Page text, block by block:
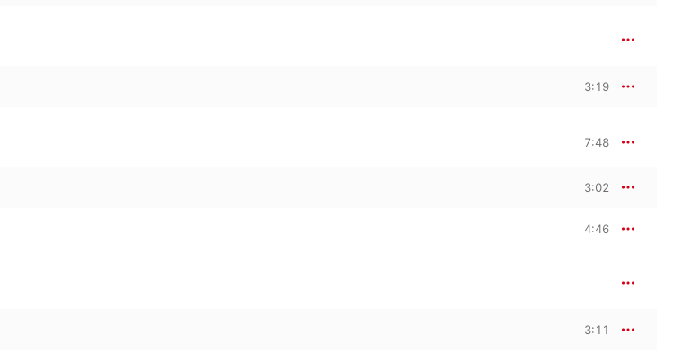
3:19
7:48
3:02
4:46
3:11